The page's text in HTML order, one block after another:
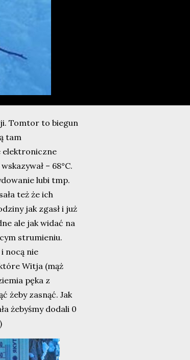
Tomtor to biegun
tam
elektroniczne
– 68°C.
lubi tmp.
też że ich
jak zgasł i już
ale jak widać na
strumieniu.
nocą nie
Witja (mąż
pęka z
żeby zasnąć. Jak
żebyśmy dodali 0